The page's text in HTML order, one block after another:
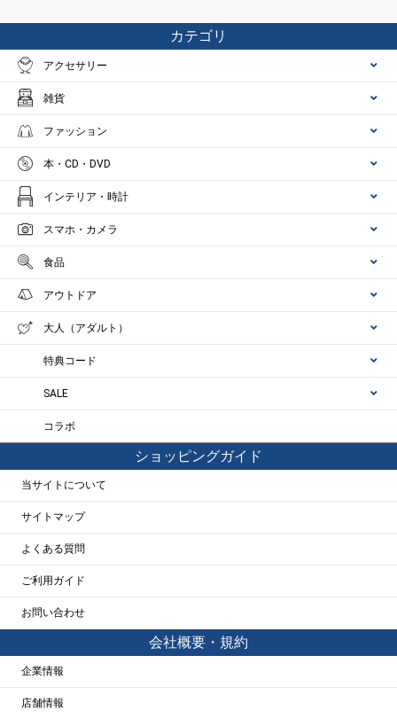
カテゴリ
アクセサリー
雑貨
ファッション
本・CD・DVD
インテリア・時計
スマホ・カメラ
食品
アウトドア
大人（アダルト）
特典コード
SALE
コラボ
ショッピングガイド
当サイトについて
サイトマップ
よくある質問
ご利用ガイド
お問い合わせ
会社概要・規約
企業情報
店舗情報